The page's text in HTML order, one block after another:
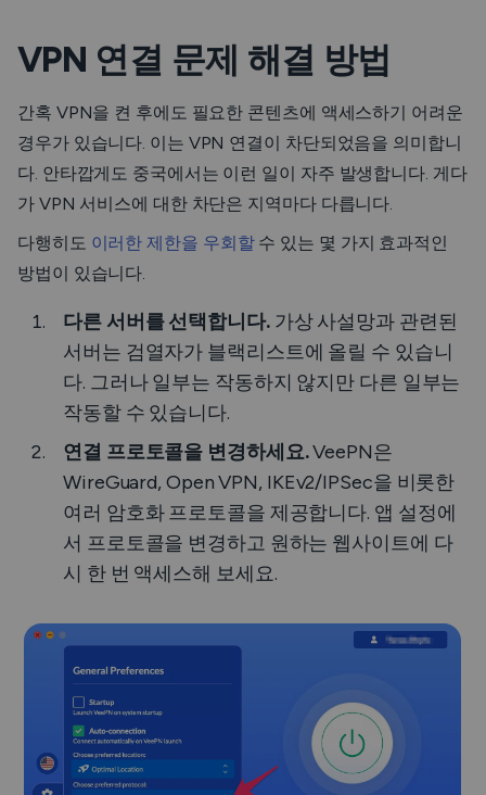
VPN 연결 문제 해결 방법
간혹 VPN을 켠 후에도 필요한 콘텐츠에 액세스하기 어려운
경우가 있습니다. 이는 VPN 연결이 차단되었음을 의미합니
다. 안타깝게도 중국에서는 이런 일이 자주 발생합니다. 게다
가 VPN 서비스에 대한 차단은 지역마다 다릅니다.
다행히도 이러한 제한을 우회할수 있는 몇 가지 효과적인
방법이 있습니다.
다른 서버를 선택합니다.가상 사설망과 관련된
서버는 검열자가 블랙리스트에 올릴 수 있습니
다. 그러나 일부는 작동하지 않지만 다른 일부는
작동할 수 있습니다.
연결 프로토콜을 변경하세요.VeePN은
WireGuard, Open VPN, IKEv2/IPSec을 비롯한
여러 암호화 프로토콜을 제공합니다. 앱 설정에
서 프로토콜을 변경하고 원하는 웹사이트에 다
시 한 번 액세스해 보세요.